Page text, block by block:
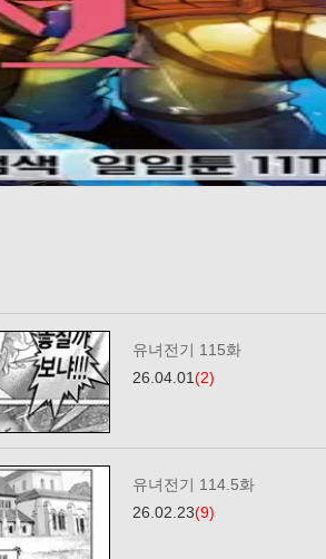
유녀전기 115화
26.04.01(2)
유녀전기 114.5화
26.02.23(9)